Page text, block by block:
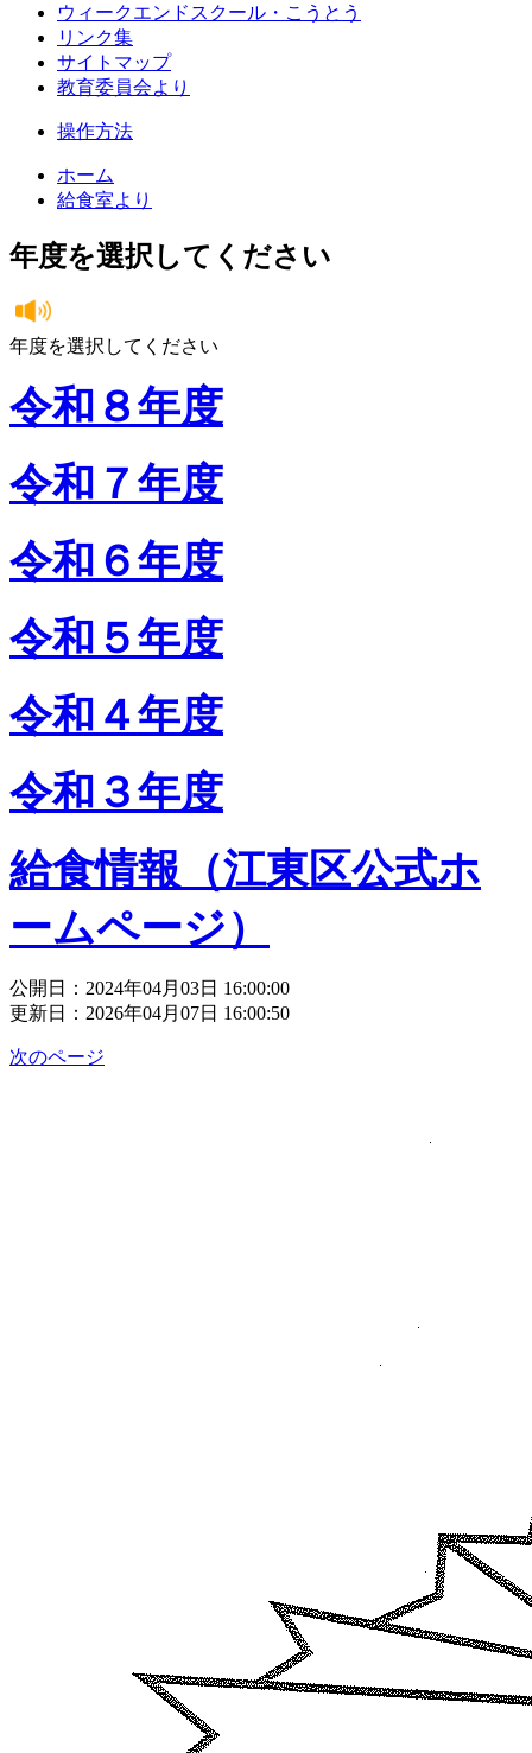
ウィークエンドスクール・こうとう
リンク集
サイトマップ
教育委員会より
操作方法
ホーム
給食室より
年度を選択してください
年度を選択してください
令和８年度
令和７年度
令和６年度
令和５年度
令和４年度
令和３年度
給食情報（江東区公式ホ
ームページ）
公開日：2024年04月03日 16:00:00
更新日：2026年04月07日 16:00:50
次のページ